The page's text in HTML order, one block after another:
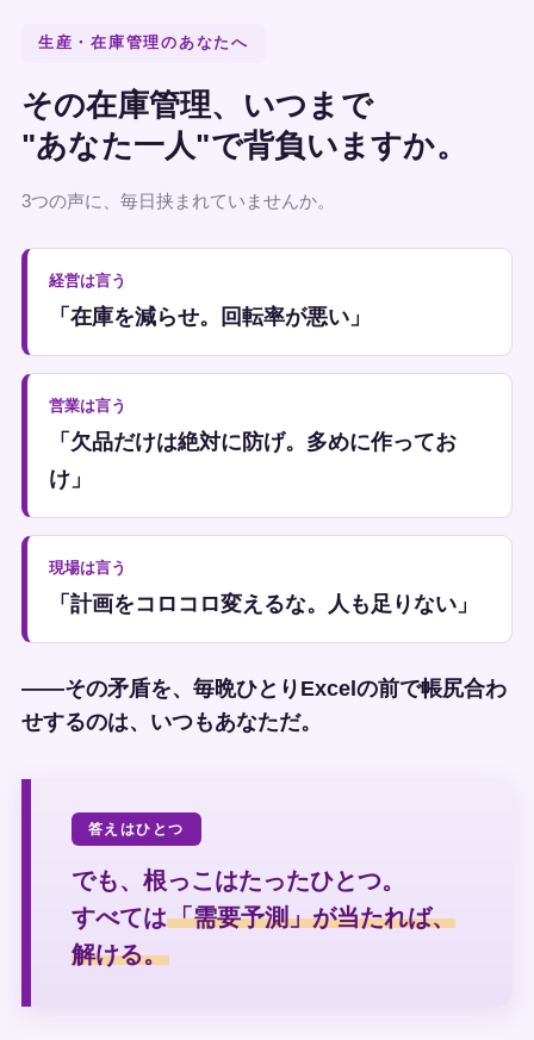
生産・在庫管理のあなたへ
その在庫管理、いつまで
"あなた一人"で背負いますか。
3つの声に、毎日挟まれていませんか。
経営は言う
「在庫を減らせ。回転率が悪い」
営業は言う
「欠品だけは絶対に防げ。多めに作ってお
け」
現場は言う
「計画をコロコロ変えるな。人も足りない」
——その矛盾を、毎晩ひとりExcelの前で帳尻合わ
せするのは、いつもあなただ。
答えはひとつ
でも、根っこはたったひとつ。
すべては「需要予測」が当たれば、
解ける。